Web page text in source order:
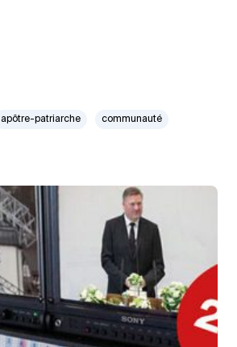
apôtre-patriarche communauté